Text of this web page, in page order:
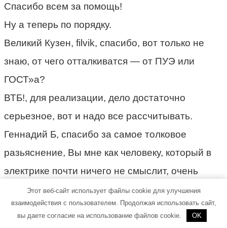
Спасибо всем за помощь!
Ну а теперь по порядку.
Великий Кузен, filvik, спасибо, вот только не
знаю, от чего отталкиватся — от ПУЭ или
ГОСТ»а?
ВТБ!, для реализации, дело достаточно
серьезное, вот и надо все рассчитывать.
Геннадий Б, спасибо за самое толковое
разьяснение, Вы мне как человеку, который в
электрике почти ничего не смыслит, очень
помогли.
Slawa,ВТБ! — то есть как, в светильниках ток
утечки не ставить? Хотя сам точно не знаю,
Этот веб-сайт использует файлы cookie для улучшения
взаимодействия с пользователем. Продолжая использовать сайт,
вы даете согласие на использование файлов cookie.
OK